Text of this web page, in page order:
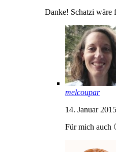
Danke! Schatzi wäre
melcoupar
14. Januar
Für mich auch